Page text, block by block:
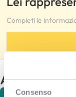
Consenso
Completi le
Altri